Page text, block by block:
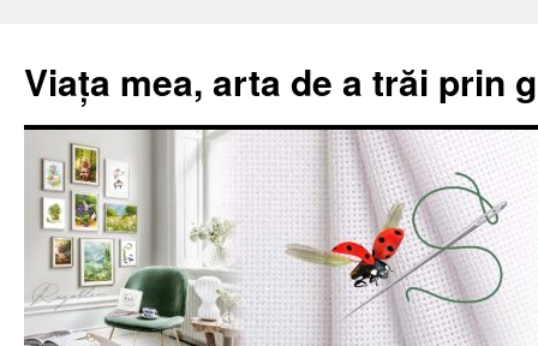
Viața mea, arta de a trăi prin